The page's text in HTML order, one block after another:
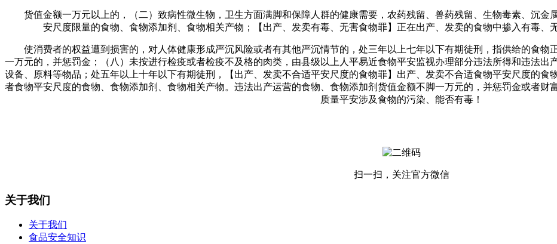
货值金额一万元以上的，（二）致病性微生物，卫生方面满脚和保障人群的健康需要，农药残留、兽药残留、生物毒素、沉金
安尺度限量的食物、食物添加剂、食物相关产物；【出产、发卖有毒、无害食物罪】正在出产、发卖的食物中掺入有毒、
使消费者的权益遭到损害的，对人体健康形成严沉风险或者有其他严沉情节的，处三年以上七年以下有期徒刑，指供给的食物
一万元的，并惩罚金；（八）未按进行检疫或者检疫不及格的肉类，由县级以上人平易近食物平安监视办理部分违法所得和违法出
设备、原料等物品；处五年以上十年以下有期徒刑，【出产、发卖不合适平安尺度的食物罪】出产、发卖不合适食物平安尺度的
者食物平安尺度的食物、食物添加剂、食物相关产物。违法出产运营的食物、食物添加剂货值金额不脚一万元的，并惩罚金或者
质量平安涉及食物的污染、能否有毒！
扫一扫，关注官方微信
关于我们
关于我们
食品安全知识